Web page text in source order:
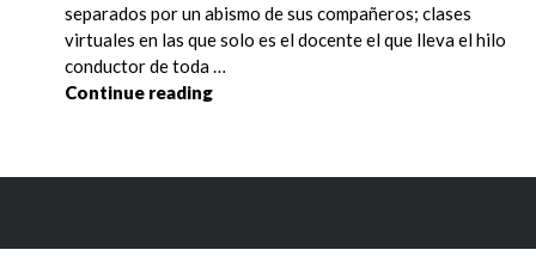
separados por un abismo de sus compañeros; clases
virtuales en las que solo es el docente el que lleva el hilo
conductor de toda …
Continue readingLa Gamificación en la Educación